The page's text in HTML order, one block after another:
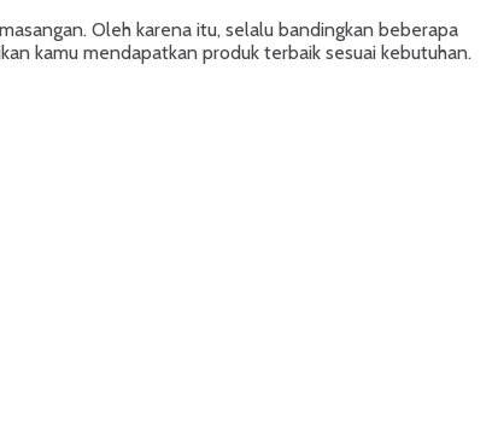
Oleh karena itu, selalu bandingkan beberapa
kamu mendapatkan produk terbaik sesuai kebutuhan.